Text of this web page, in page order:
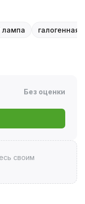
лампа галогенная
Без оценки
своим